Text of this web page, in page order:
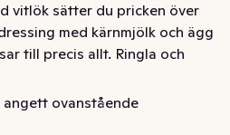
vitlök sätter du pricken över
med kärnmjölk och ägg
till precis allt. Ringla och
lilla dressingfabrik i byn
angett ovanstående